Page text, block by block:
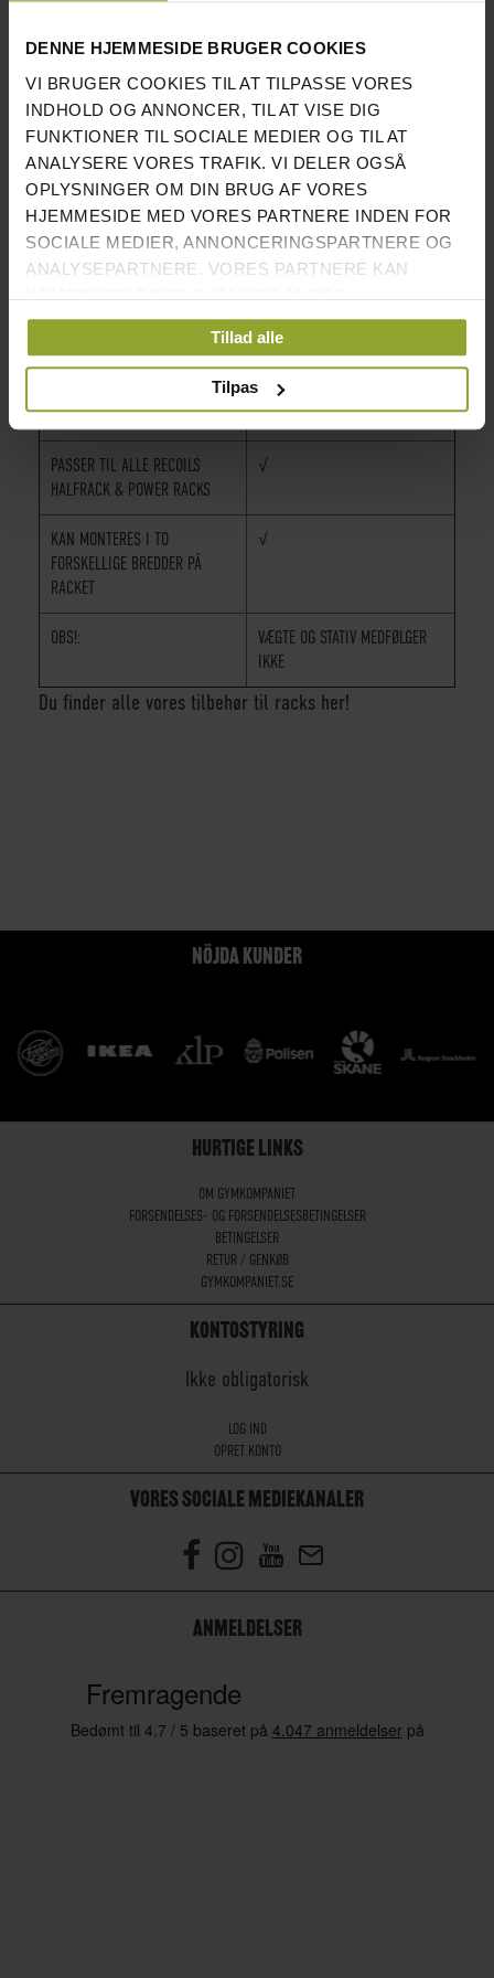
DENNE HJEMMESIDE BRUGER COOKIES
VI BRUGER COOKIES TIL AT TILPASSE VORES
INDHOLD OG ANNONCER, TIL AT VISE DIG
FUNKTIONER TIL SOCIALE MEDIER OG TIL AT
ANALYSERE VORES TRAFIK. VI DELER OGSÅ
OPLYSNINGER OM DIN BRUG AF VORES
HJEMMESIDE MED VORES PARTNERE INDEN FOR
SOCIALE MEDIER, ANNONCERINGSPARTNERE OG
ANALYSEPARTNERE. VORES PARTNERE KAN
KOMBINERE DISSE DATA MED ANDRE
OPLYSNINGER, DU HAR GIVET DEM, ELLER SOM DE
HAR INDSAMLET FRA DIN BRUG AF DERES
TJENESTER.
Tillad alle
Tilpas
Et ekstremt prisvenligt og pladsbesparende tilbehør,
der passer ind i alle hjemme-gym!
INFORMATION
LÆNGDE: 121 CM
VÆGT: 11 KG
BÆLTE MÅL: 124 X 15 CM
LÆNGDE VÆGT HOLDER: 35,6 CM
PASSER 50MM VÆGTSKIVER: √
BÆLTE MEDFØLGER: √
PASSER TIL ALLE RECOILS
HALFRACK & POWER RACKS
√
KAN MONTERES I TO
FORSKELLIGE BREDDER PÅ
RACKET
√
OBS!:
VÆGTE OG STATIV MEDFØLGER
IKKE
Du finder alle vores tilbehør til racks her!
NÖJDA KUNDER
HURTIGE LINKS
OM GYMKOMPANIET
FORSENDELSES- OG FORSENDELSESBETINGELSER
BETINGELSER
RETUR / GENKØB
GYMKOMPANIET.SE
KONTOSTYRING
Ikke obligatorisk
LOG IND
OPRET KONTO
VORES SOCIALE MEDIEKANALER
ANMELDELSER